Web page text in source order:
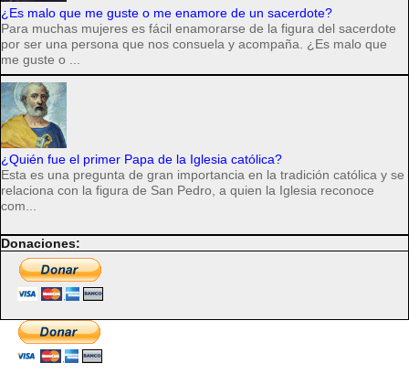
¿Es malo que me guste o me enamore de un sacerdote?
Para muchas mujeres es fácil enamorarse de la figura del sacerdote
por ser una persona que nos consuela y acompaña. ¿Es malo que
me guste o ...
¿Quién fue el primer Papa de la Iglesia católica?
Esta es una pregunta de gran importancia en la tradición católica y se
relaciona con la figura de San Pedro, a quien la Iglesia reconoce
com...
Donaciones: